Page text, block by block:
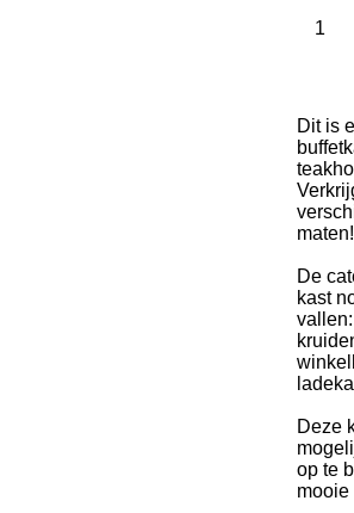
Dit is
maten!
De
kast
Deze
op te
mooie